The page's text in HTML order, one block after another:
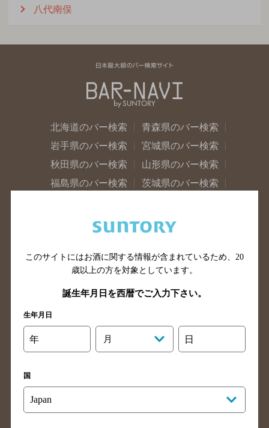
八代南俣
北海道のバー検索
青森県のバー検索
岩手県のバー検索
宮城県のバー検索
秋田県のバー検索
山形県のバー検索
福島県のバー検索
茨城県のバー検索
山梨県のバー検索
長野県のバー検索
神奈川県のバー検索
千葉県のバー検索
埼玉県のバー検索
愛知県のバー検索
静岡県のバー検索
三重県のバー検索
岐阜県のバー検索
大阪府のバー検索
京都府のバー検索
滋賀県のバー検索
和歌山県のバー検索
このサイトにはお酒に関する情報が含まれているため、 20
歳以上の方を対象としています。
誕生年月日を西暦でご入力下さい。
生年月日
年 月 日
国